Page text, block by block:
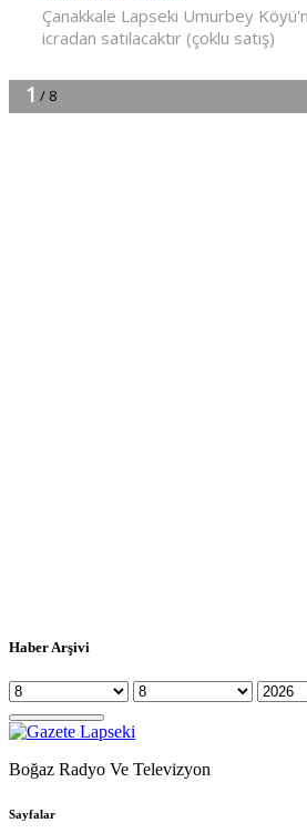
Haber Arşivi
Boğaz Radyo Ve Televizyon
Sayfalar